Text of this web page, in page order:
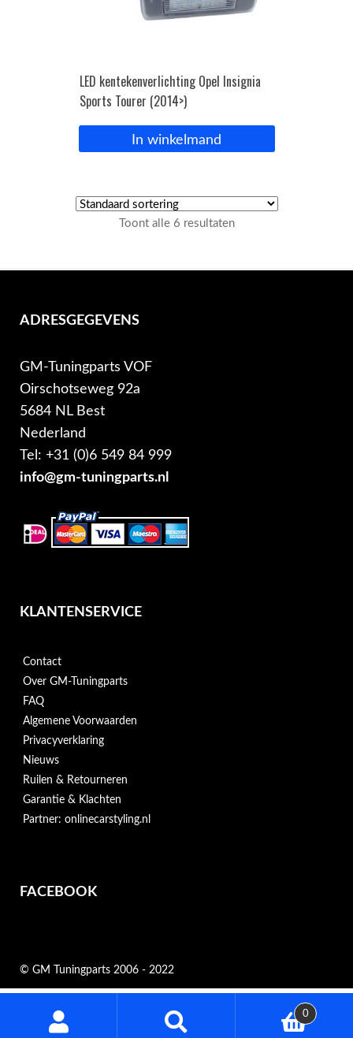
LED kentekenverlichting Opel Insignia
Sports Tourer (2014>)
In winkelmand
Toont alle 6 resultaten
ADRESGEGEVENS
GM-Tuningparts VOF
Oirschotseweg 92a
5684 NL Best
Nederland
Tel: +31 (0)6 549 84 999
info@gm-tuningparts.nl
KLANTENSERVICE
Contact
Over GM-Tuningparts
FAQ
Algemene Voorwaarden
Privacyverklaring
Nieuws
Ruilen & Retourneren
Garantie & Klachten
Partner: onlinecarstyling.nl
FACEBOOK
© GM Tuningparts 2006 - 2022
0